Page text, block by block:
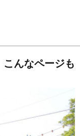
んなページも